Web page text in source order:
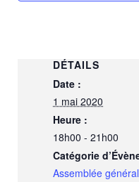
DÉTAILS
Date :
1 mai 2020
Heure :
18h00 - 21h00
Catégorie
Assemblée